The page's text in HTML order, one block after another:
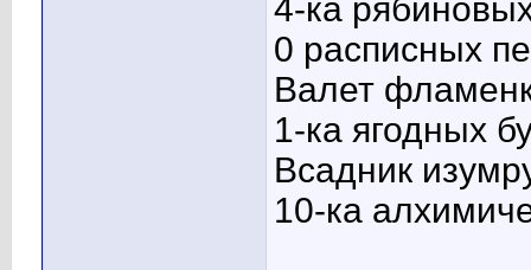
4-ка
0 расписных
Валет
1-ка ягодных
Всадник
10-ка